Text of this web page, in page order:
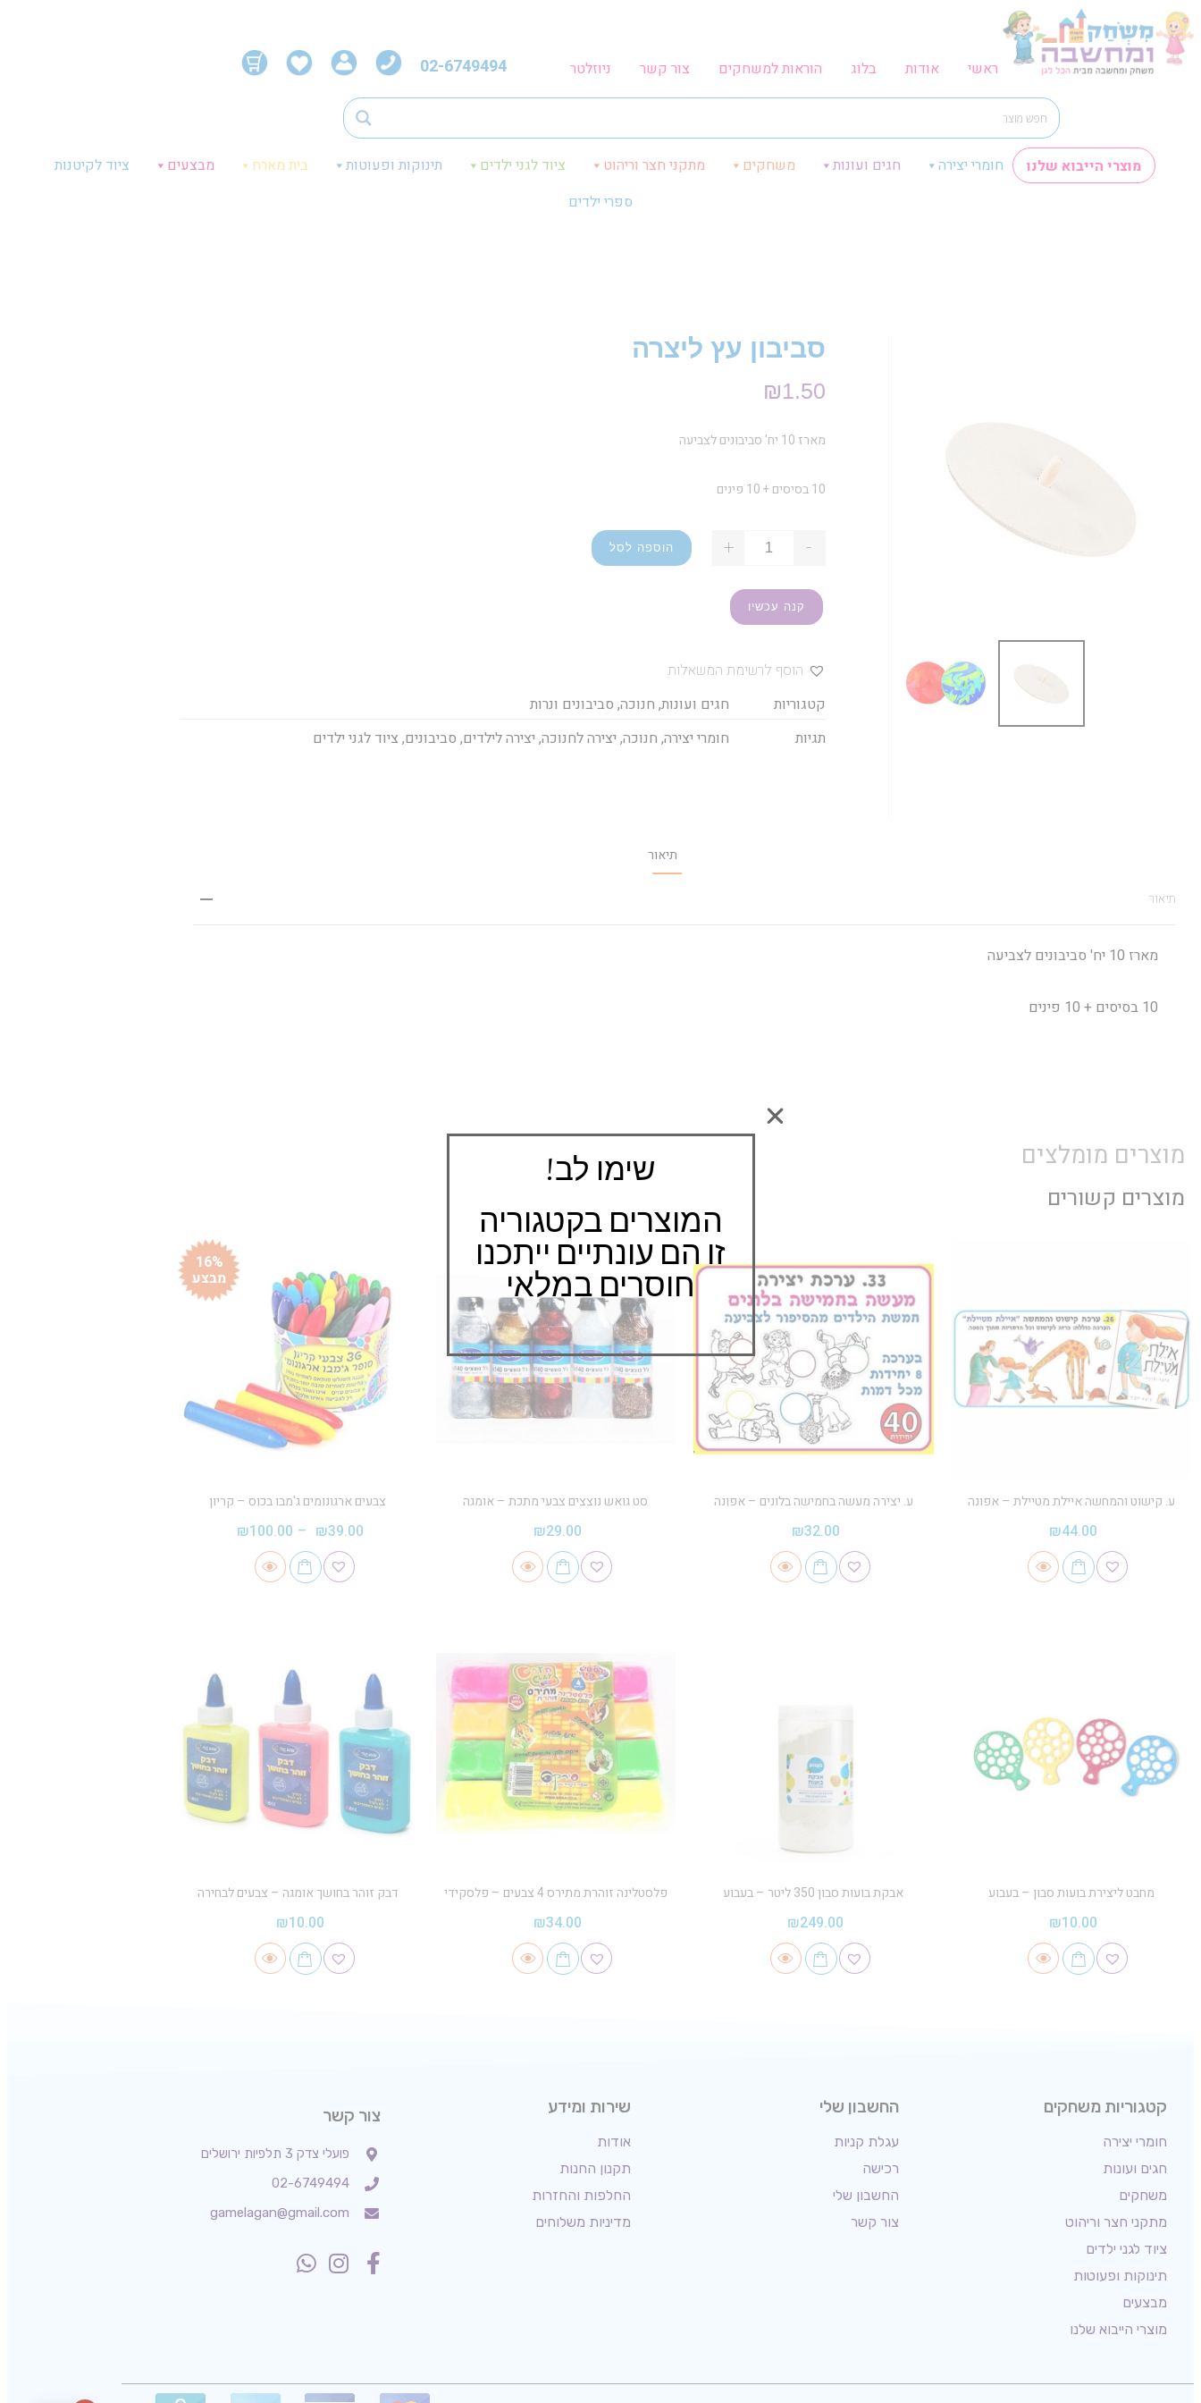
ראשי אודות בלוג הוראות למשחקים צור קשר ניוזלטר 02-6749494
מוצרי הייבוא שלנו חומרי יצירה חגים ועונות משחקים מתקני חצר וריהוט ציוד לגני ילדים תינוקות ופעוטות בית מארח מבצעים
ציוד לקיטנות
ספרי ילדים
סביבון עץ ליצרה
₪1.50
מארז 10 יח' סביבונים לצביעה
10 בסיסים + 10 פינים
-
+ הוספה לסל
קנה עכשיו
הוסף לרשימת המשאלות
קטגוריות
חגים ועונות, חנוכה, סביבונים ונרות
תגיות
חומרי יצירה, חנוכה, יצירה לחנוכה, יצירה לילדים, סביבונים, ציוד לגני ילדים
תיאור
תיאור
מארז 10 יח' סביבונים לצביעה
10 בסיסים + 10 פינים
מוצרים מומלצים
מוצרים קשורים
ע. קישוט והמחשה איילת מטיילת – אפונה
₪44.00
ע. יצירה מעשה בחמישה בלונים – אפונה
₪32.00
סט גואש נוצצים צבעי מתכת – אומגה
₪29.00
16%
מבצע
צבעים ארגונומים ג'מבו בכוס – קריון
₪39.00
–
₪100.00
מחבט ליצירת בועות סבון – בעבוע
₪10.00
אבקת בועות סבון 350 ליטר – בעבוע
₪249.00
פלסטלינה זוהרת מתירס 4 צבעים – פלסקידי
₪34.00
דבק זוהר בחושך אומגה – צבעים לבחירה
₪10.00
קטגוריות משחקים
חומרי יצירה
חגים ועונות
משחקים
מתקני חצר וריהוט
ציוד לגני ילדים
תינוקות ופעוטות
מבצעים
מוצרי הייבוא שלנו
החשבון שלי
עגלת קניות
רכישה
החשבון שלי
צור קשר
שירות ומידע
אודות
תקנון החנות
החלפות והחזרות
מדיניות משלוחים
צור קשר
פועלי צדק 3 תלפיות ירושלים
02-6749494
gamelagan@gmail.com
שימו לב!
המוצרים בקטגוריה
זו הם עונתיים ייתכנו
חוסרים במלאי